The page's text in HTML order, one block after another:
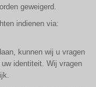
geweigerd.
indienen via:
kunnen wij u vragen
identiteit. Wij vragen